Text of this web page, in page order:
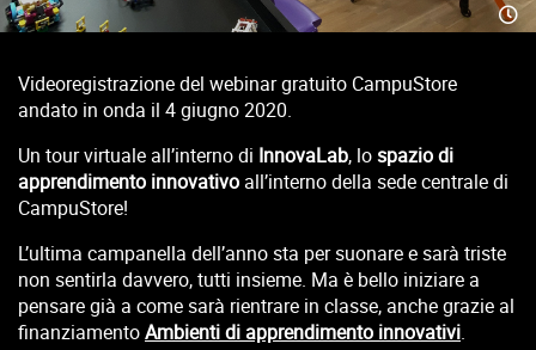
Videoregistrazione del webinar gratuito CampuStore
andato in onda il 4 giugno 2020.
Un tour virtuale all’interno di InnovaLab, lospazio di
apprendimento innovativo all’interno della sede centrale di
CampuStore!
L’ultima campanella dell’anno sta per suonare e sarà triste
non sentirla davvero, tutti insieme. Ma è bello iniziare a
pensare già a come sarà rientrare in classe, anche grazie al
finanziamentoAmbienti di apprendimento innovativi.